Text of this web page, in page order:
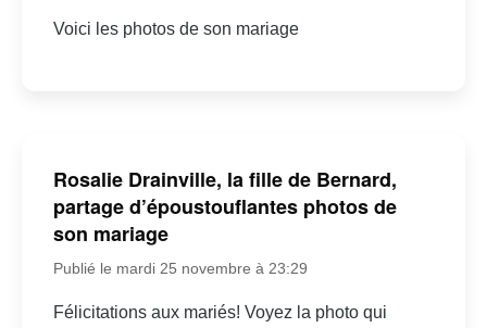
Voici les photos de son mariage
Rosalie Drainville, la fille de Bernard,
partage d’époustouflantes photos de
son mariage
Publié le mardi 25 novembre à 23:29
Félicitations aux mariés! Voyez la photo qui